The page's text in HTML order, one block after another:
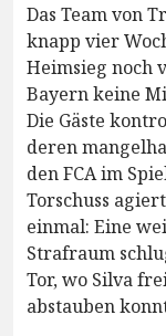
Das Team von
knapp vier
Heimsieg noch
Bayern keine
Die Gäste
deren
den FCA im
Torschuss
einmal: Eine
Strafraum
Tor, wo Silva
abstauben